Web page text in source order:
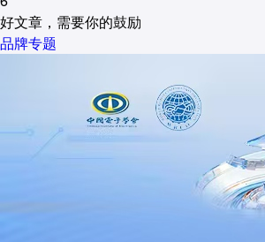
好文章，需要你的鼓励
品牌专题